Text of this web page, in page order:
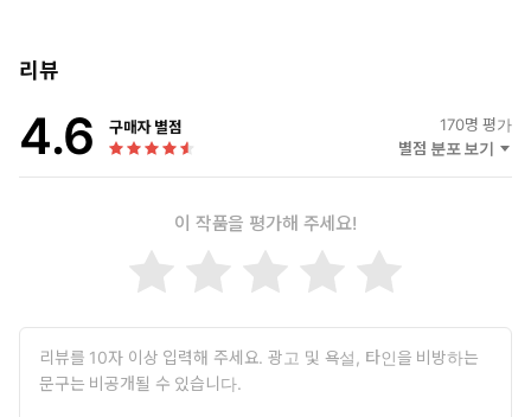
리뷰
4.6 구매자 별점 170명 평가
별점 분포 보기
이 작품을 평가해 주세요!